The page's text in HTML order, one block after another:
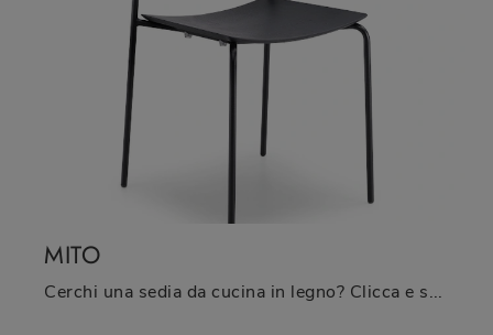
MITO
Cerchi una sedia da cucina in legno? Clicca e scopri il modello Mito di Midj per completare i tuoi locali perfettamente.